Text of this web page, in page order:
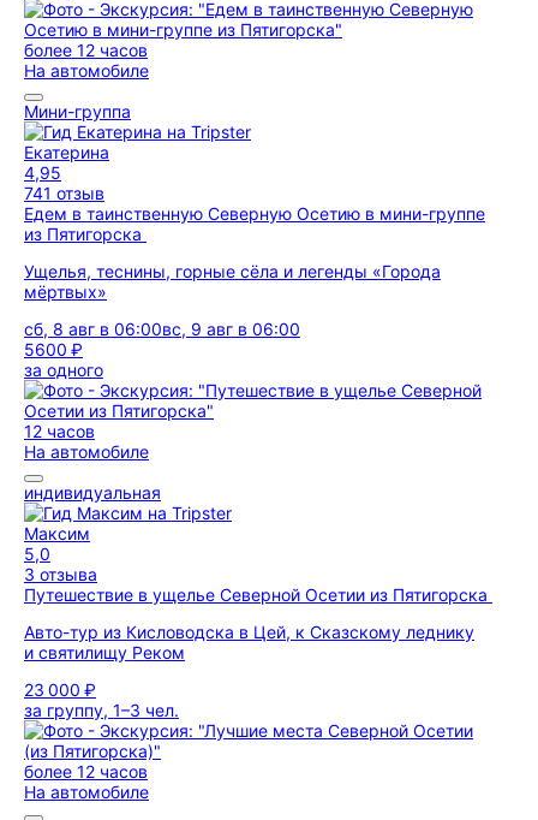
более 12 часов
На автомобиле
Мини-группа
Екатерина
4,95
741 отзыв
Едем в таинственную Северную Осетию в мини-группе
из Пятигорска
Ущелья, теснины, горные сёла и легенды «Города
мёртвых»
сб, 8 авг в 06:00вс, 9 авг в 06:00
5600 ₽
за одного
12 часов
На автомобиле
индивидуальная
Максим
5,0
3 отзыва
Путешествие в ущелье Северной Осетии из Пятигорска
Авто-тур из Кисловодска в Цей, к Сказскому леднику
и святилищу Реком
23 000 ₽
за группу, 1–3 чел.
более 12 часов
На автомобиле